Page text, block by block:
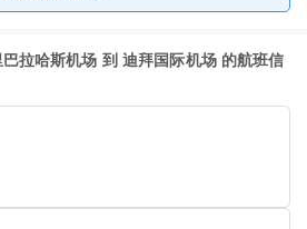
拉哈斯机场 到 迪拜国际机场 的航班信